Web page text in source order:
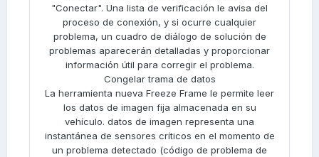
"Conectar". Una lista de verificación le avisa del
proceso de conexión, y si ocurre cualquier
problema, un cuadro de diálogo de solución de
problemas aparecerán detalladas y proporcionar
información útil para corregir el problema.
Congelar trama de datos
La herramienta nueva Freeze Frame le permite leer
los datos de imagen fija almacenada en su
vehículo. datos de imagen representa una
instantánea de sensores críticos en el momento de
un problema detectado (código de problema de